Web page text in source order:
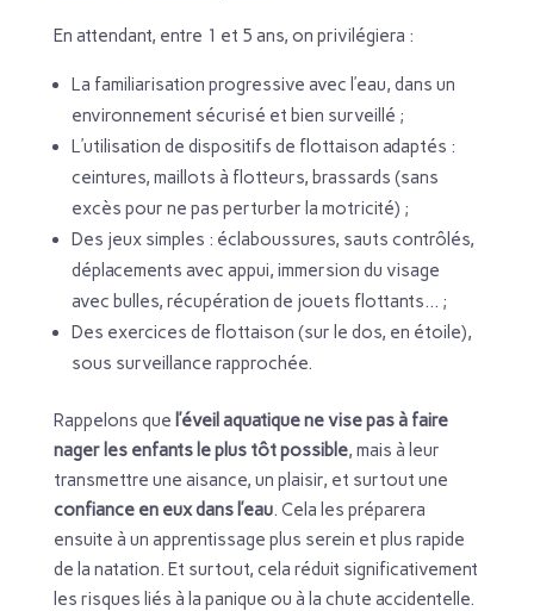
En attendant, entre 1 et 5 ans, on privilégiera :
La familiarisation progressive avec l’eau, dans un
environnement sécurisé et bien surveillé ;
L’utilisation de dispositifs de flottaison adaptés :
ceintures, maillots à flotteurs, brassards (sans
excès pour ne pas perturber la motricité) ;
Des jeux simples : éclaboussures, sauts contrôlés,
déplacements avec appui, immersion du visage
avec bulles, récupération de jouets flottants… ;
Des exercices de flottaison (sur le dos, en étoile),
sous surveillance rapprochée.
Rappelons que l’éveil aquatique ne vise pas à faire
nager les enfants le plus tôt possible, mais à leur
transmettre une aisance, un plaisir, et surtout une
confiance en eux dans l’eau. Cela les préparera
ensuite à un apprentissage plus serein et plus rapide
de la natation. Et surtout, cela réduit significativement
les risques liés à la panique ou à la chute accidentelle.